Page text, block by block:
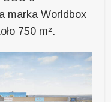
marka Worldbox
750 m².